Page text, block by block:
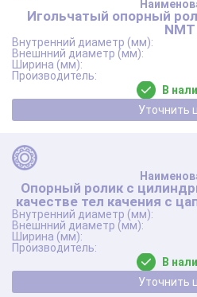
Игольчатый опорный
NMT
В
Опорный ролик с
качестве тел качения с
В